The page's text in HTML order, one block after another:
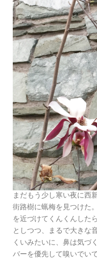
まだもう少し寒い夜に西
街路樹に蝋梅を見つけた
を近づけてくんくんした
としつつ、まるで大きな
くいみたいに、鼻は気づ
バーを優先して嗅いでい